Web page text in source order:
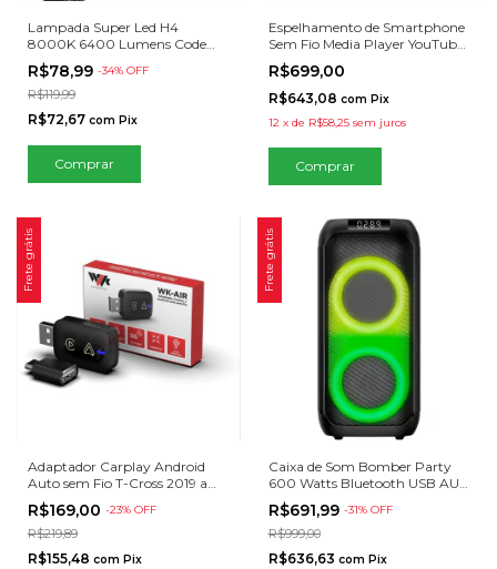
Lampada Super Led H4
8000K 6400 Lumens Code
New Generation
R$78,99 -34% OFF
R$119,99
R$72,67 com Pix
Espelhamento de Smartphone
Sem Fio Media Player YouTube
Netflix PlayToAir+ Para Sistema
Carplay
R$699,00
R$643,08 com Pix
12 x de R$58,25 sem juros
Frete grátis
Adaptador Carplay Android
Auto sem Fio T-Cross 2019 a
2025
R$169,00 -23% OFF
R$219,89
R$155,48 com Pix
Frete grátis
Caixa de Som Bomber Party
600 Watts Bluetooth USB AUX
Black
R$691,99 -31% OFF
R$999,00
R$636,63 com Pix